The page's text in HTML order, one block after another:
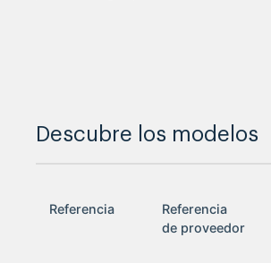
Descubre los modelos
Referencia
Referencia
de proveedor